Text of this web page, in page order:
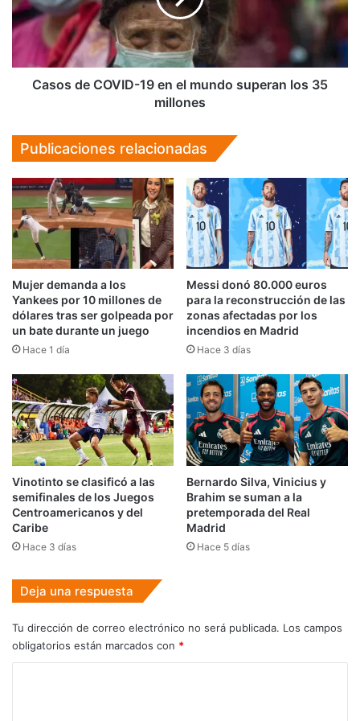
el
mundo
superan
los
Casos de COVID-19 en el mundo superan los 35
millones
Publicaciones relacionadas
Mujer demanda a los
Yankees por 10 millones de
dólares tras ser golpeada por
un bate durante un juego
Hace 1 día
Messi donó 80.000 euros
para la reconstrucción de las
zonas afectadas por los
incendios en Madrid
Hace 3 días
Vinotinto se clasificó a las
semifinales de los Juegos
Centroamericanos y del
Caribe
Hace 3 días
Bernardo Silva, Vinicius y
Brahim se suman a la
pretemporada del Real
Madrid
Hace 5 días
Deja una respuesta
Tu dirección de correo electrónico no será publicada. Los campos
obligatorios están marcados con *